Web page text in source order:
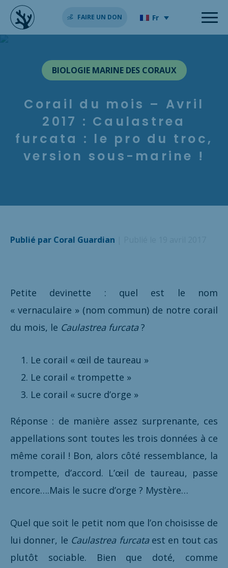
FAIRE UN DON Fr
BIOLOGIE MARINE DES CORAUX
Corail du mois – Avril
2017 : Caulastrea
furcata : le pro du troc,
version sous-marine !
Publié par Coral Guardian
Petite devinette : quel est le nom
« vernaculaire » (nom commun) de notre corail
du mois, le Caulastrea furcata?
Le corail « œil de taureau »
Le corail « trompette »
Le corail « sucre d’orge »
Réponse : de manière assez surprenante, ces
appellations sont toutes les trois données à ce
même corail ! Bon, alors côté ressemblance, la
trompette, d’accord. L’œil de taureau, passe
encore….Mais le sucre d’orge ? Mystère…
Quel que soit le petit nom que l’on choisisse de
lui donner, le Caulastrea furcataest en tout cas
plutôt sociable. Bien que doté, comme